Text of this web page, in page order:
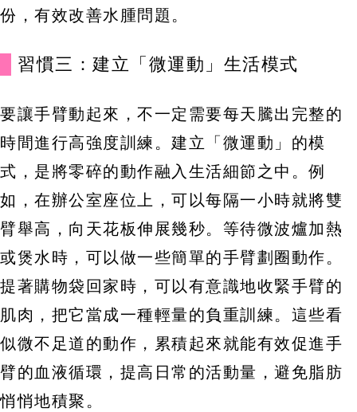
份，有效改善水腫問題。
習慣三：建立「微運動」生活模式
要讓手臂動起來，不一定需要每天騰出完整的
時間進行高強度訓練。建立「微運動」的模
式，是將零碎的動作融入生活細節之中。例
如，在辦公室座位上，可以每隔一小時就將雙
臂舉高，向天花板伸展幾秒。等待微波爐加熱
或煲水時，可以做一些簡單的手臂劃圈動作。
提著購物袋回家時，可以有意識地收緊手臂的
肌肉，把它當成一種輕量的負重訓練。這些看
似微不足道的動作，累積起來就能有效促進手
臂的血液循環，提高日常的活動量，避免脂肪
悄悄地積聚。